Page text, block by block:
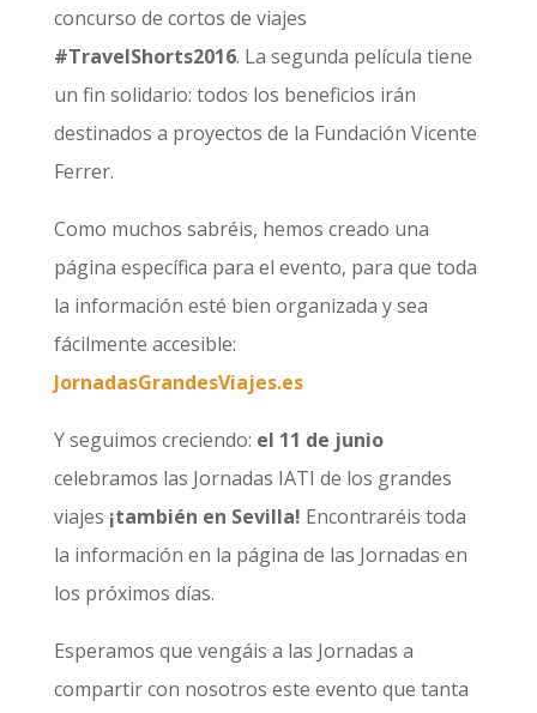
concurso de cortos de viajes
#TravelShorts2016. La segunda película tiene
un fin solidario: todos los beneficios irán
destinados a proyectos de la Fundación Vicente
Ferrer.
Como muchos sabréis, hemos creado una
página específica para el evento, para que toda
la información esté bien organizada y sea
fácilmente accesible:
JornadasGrandesViajes.es
Y seguimos creciendo: el 11 de junio
celebramos las Jornadas IATI de los grandes
viajes ¡también en Sevilla! Encontraréis toda
la información en la página de las Jornadas en
los próximos días.
Esperamos que vengáis a las Jornadas a
compartir con nosotros este evento que tanta